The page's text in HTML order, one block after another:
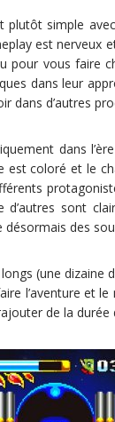
plutôt simple
est nerveux
pour vous faire
dans leur
dans d’autres
dans
est coloré et le
d’autres sont
des
(une dizaine
l’aventure et
de la durée